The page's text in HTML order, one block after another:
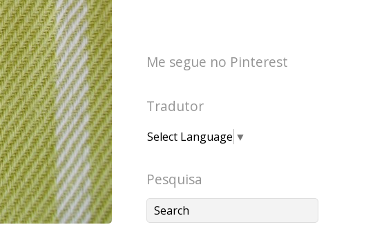
Me segue no Pinterest
Tradutor
Select Language ▼
Pesquisa